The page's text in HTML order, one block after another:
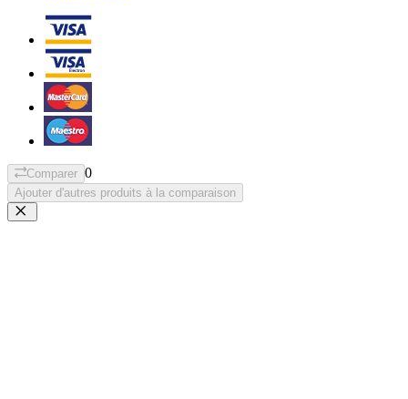
Comparer 0
Ajouter d'autres produits à la comparaison